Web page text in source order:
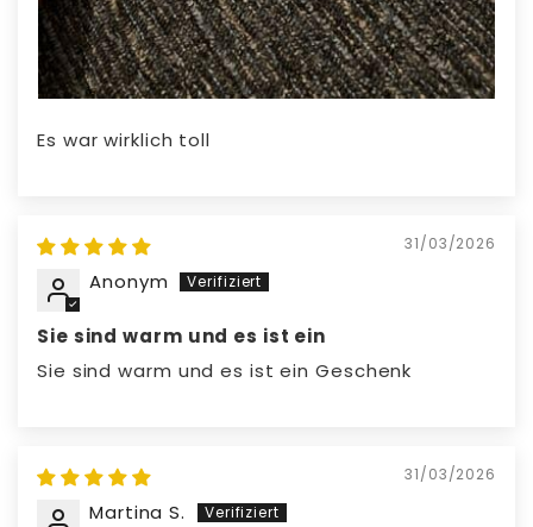
Es war wirklich toll
31/03/2026
Anonym
Sie sind warm und es ist ein
Sie sind warm und es ist ein Geschenk
31/03/2026
Martina S.